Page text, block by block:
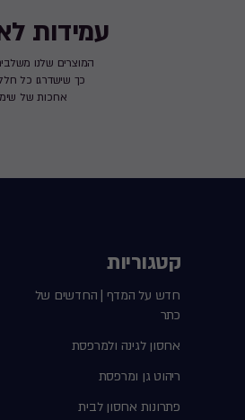
עמידות
המוצרים שלנו
כך שישדרגו כל
ארוכות של
קטגוריות
חדש על המדף | החדשים של
כתר
אחסון לגינה ולמרפסת
ריהוט גן ומרפסת
פתרונות אחסון לבית